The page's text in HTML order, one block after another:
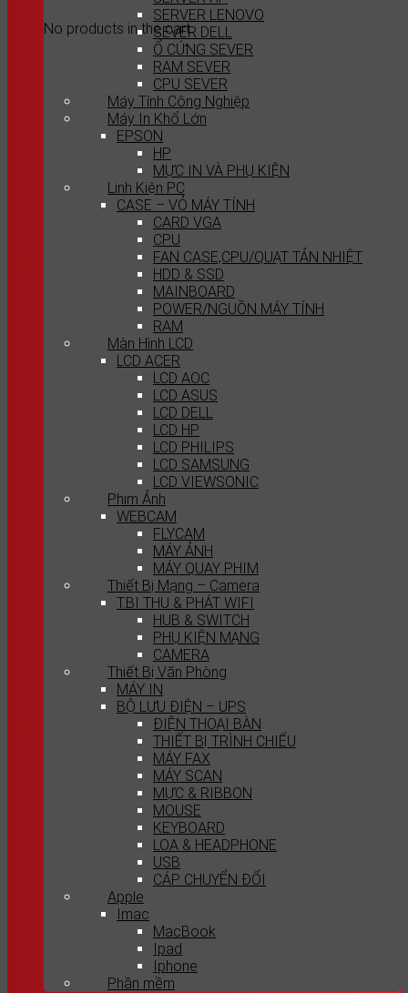
No products in the cart.
SERVER LENOVO
SEVER DELL
Ổ CỨNG SEVER
RAM SEVER
CPU SEVER
Máy Tính Công Nghiệp
Máy In Khổ Lớn
EPSON
HP
MỰC IN VÀ PHỤ KIỆN
Linh Kiện PC
CASE – VỎ MÁY TÍNH
CARD VGA
CPU
FAN CASE,CPU/QUẠT TẢN NHIỆT
HDD & SSD
MAINBOARD
POWER/NGUỒN MÁY TÍNH
RAM
Màn Hình LCD
LCD ACER
LCD AOC
LCD ASUS
LCD DELL
LCD HP
LCD PHILIPS
LCD SAMSUNG
LCD VIEWSONIC
Phim Ảnh
WEBCAM
FLYCAM
MÁY ẢNH
MÁY QUAY PHIM
Thiết Bị Mạng – Camera
T.BI THU & PHÁT WIFI
HUB & SWITCH
PHỤ KIỆN MẠNG
CAMERA
Thiết Bị Văn Phòng
MÁY IN
BỘ LƯU ĐIỆN – UPS
ĐIỆN THOẠI BÀN
THIẾT BỊ TRÌNH CHIẾU
MÁY FAX
MÁY SCAN
MỰC & RIBBON
MOUSE
KEYBOARD
LOA & HEADPHONE
USB
CÁP CHUYỂN ĐỔI
Apple
Imac
MacBook
Ipad
Iphone
Phần mềm